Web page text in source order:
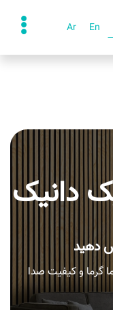
En
Ar
دانیک
دهید
گرما و کیفیت صدا